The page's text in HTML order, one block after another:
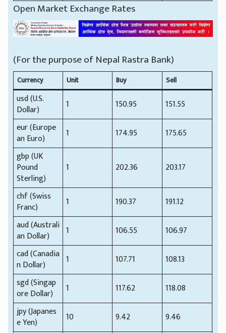
Open Market Exchange Rates
(For the purpose of Nepal Rastra Bank)
Currency Unit Buy Sell
usd (U.S.
Dollar)
1 150.95
151.55
eur (Europe
an Euro)
1 174.95
175.65
gbp (UK
Pound
Sterling)
1 202.36 203.17
chf (Swiss
Franc)
1 190.37
191.12
aud (Australi
an Dollar)
1 106.55
106.97
cad (Canadia
n Dollar)
1 107.71
108.13
sgd (Singap
ore Dollar)
1 117.62
118.08
jpy (Japanes
e Yen)
10 9.42
9.46